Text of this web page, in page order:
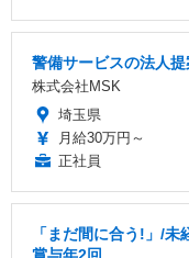
警備サービスの法人
株式会社MSK
埼玉県
月給30万円～
正社員
「まだ間に合う!」/
賞与年2回